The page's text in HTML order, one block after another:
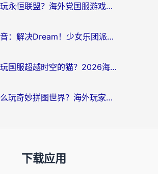
台湾怎么玩永恒联盟？海外党国服游戏加速器选择全攻略（附3大热门游戏实测）
海外党福音：解决Dream！少女乐团派对！国外延迟的实用指南，附北美英国游戏加速方案
国外如何玩国服超越时空的猫？2026海外党必看的加速器选择指南
阿根廷怎么玩奇妙拼图世界？海外玩家国服游戏加速全攻略（附帕斯卡契约战舰少女解决方案）
下载应用